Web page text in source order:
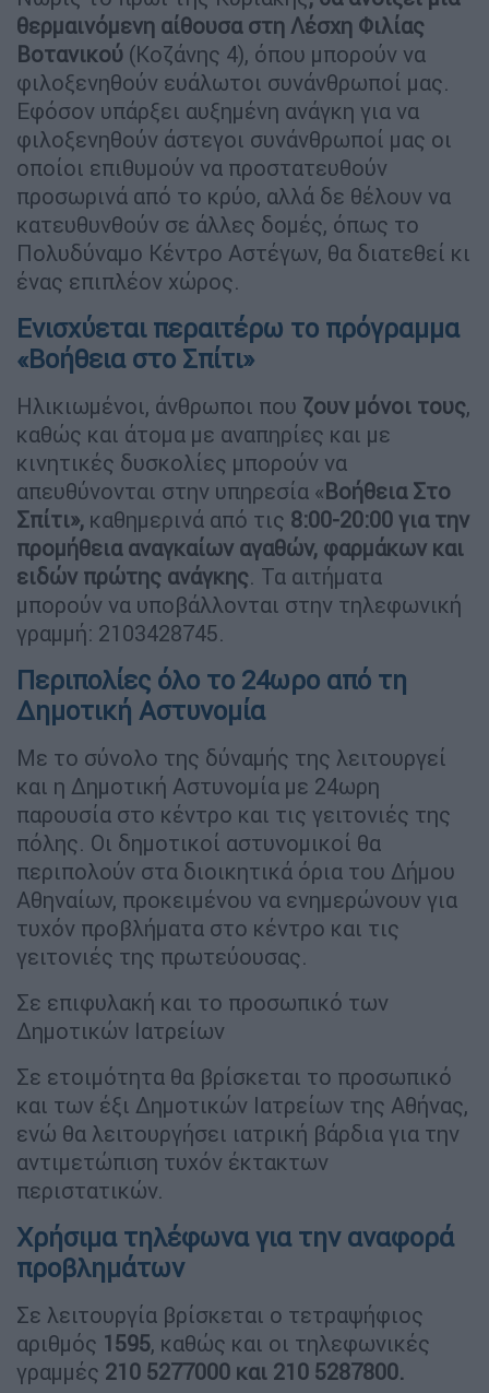
θερμαινόμενη αίθουσα στη Λέσχη Φιλίας
Βοτανικού (Κοζάνης 4), όπου μπορούν να
φιλοξενηθούν ευάλωτοι συνάνθρωποί μας.
Εφόσον υπάρξει αυξημένη ανάγκη για να
φιλοξενηθούν άστεγοι συνάνθρωποί μας οι
οποίοι επιθυμούν να προστατευθούν
προσωρινά από το κρύο, αλλά δε θέλουν να
κατευθυνθούν σε άλλες δομές, όπως το
Πολυδύναμο Κέντρο Αστέγων, θα διατεθεί κι
ένας επιπλέον χώρος.
Ενισχύεται περαιτέρω το πρόγραμμα
«Βοήθεια στο Σπίτι»
Ηλικιωμένοι, άνθρωποι που ζουν μόνοι τους,
καθώς και άτομα με αναπηρίες και με
κινητικές δυσκολίες μπορούν να
απευθύνονται στην υπηρεσία «Βοήθεια Στο
Σπίτι», καθημερινά από τις 8:00-20:00 για την
προμήθεια αναγκαίων αγαθών, φαρμάκων και
ειδών πρώτης ανάγκης. Τα αιτήματα
μπορούν να υποβάλλονται στην τηλεφωνική
γραμμή: 2103428745.
Περιπολίες όλο το 24ωρο από τη
Δημοτική Αστυνομία
Με το σύνολο της δύναμής της λειτουργεί
και η Δημοτική Αστυνομία με 24ωρη
παρουσία στο κέντρο και τις γειτονιές της
πόλης. Οι δημοτικοί αστυνομικοί θα
περιπολούν στα διοικητικά όρια του Δήμου
Αθηναίων, προκειμένου να ενημερώνουν για
τυχόν προβλήματα στο κέντρο και τις
γειτονιές της πρωτεύουσας.
Σε επιφυλακή και το προσωπικό των
Δημοτικών Ιατρείων
Σε ετοιμότητα θα βρίσκεται το προσωπικό
και των έξι Δημοτικών Ιατρείων της Αθήνας,
ενώ θα λειτουργήσει ιατρική βάρδια για την
αντιμετώπιση τυχόν έκτακτων
περιστατικών.
Χρήσιμα τηλέφωνα για την αναφορά
προβλημάτων
Σε λειτουργία βρίσκεται ο τετραψήφιος
αριθμός 1595, καθώς και οι τηλεφωνικές
γραμμές 210 5277000 και 210 5287800.